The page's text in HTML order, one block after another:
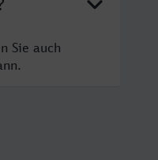
Sie auch